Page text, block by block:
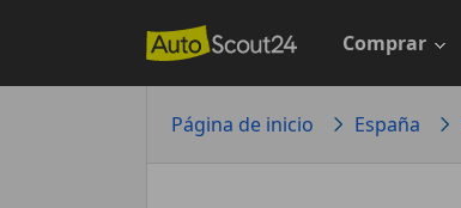
Comprar
Página de inicio España